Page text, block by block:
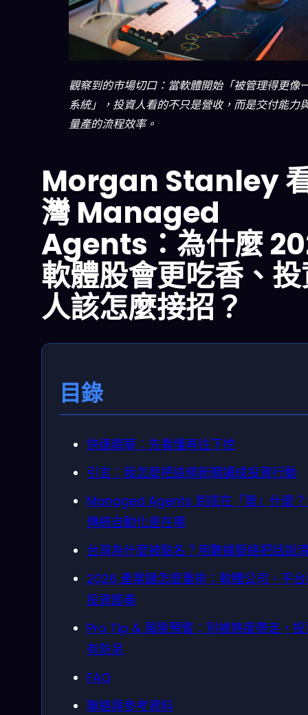
觀察到的市場切口：當軟體開始「被管理得更像
系統」，投資人看的不只是營收，而是交付能力
量產的流程效率。
Morgan Stanley
灣 Managed
Agents：為什麼
軟體股會更吃香、
人該怎麼接招？
目錄
快速精華：先看懂再往下挖
引言：我怎麼把這條新聞讀成投資行動
Managed Agents 到底在「管」什麼
傳統自動化差在哪
台灣為什麼被點名？用數據脈絡把話說
2026 產業鏈怎麼重排：軟體公司、平
投資節奏
Pro Tip & 風險預警：別被熱度帶走，
有防呆
FAQ
聯絡與參考資料